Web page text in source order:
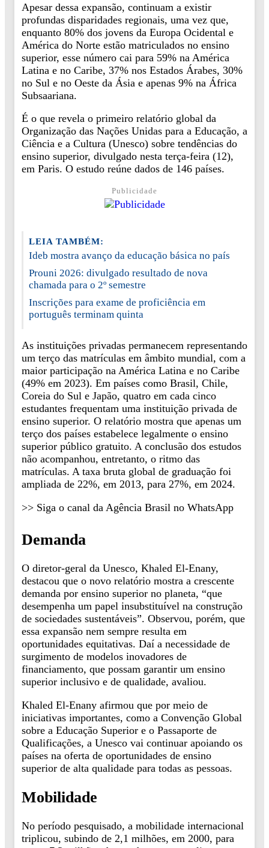
Apesar dessa expansão, continuam a existir
profundas disparidades regionais, uma vez que,
enquanto 80% dos jovens da Europa Ocidental e
América do Norte estão matriculados no ensino
superior, esse número cai para 59% na América
Latina e no Caribe, 37% nos Estados Árabes, 30%
no Sul e no Oeste da Ásia e apenas 9% na África
Subsaariana.
É o que revela o primeiro relatório global da
Organização das Nações Unidas para a Educação, a
Ciência e a Cultura (Unesco) sobre tendências do
ensino superior, divulgado nesta terça-feira (12),
em Paris. O estudo reúne dados de 146 países.
Publicidade
LEIA TAMBÉM:
Ideb mostra avanço da educação básica no país
Prouni 2026: divulgado resultado de nova
chamada para o 2º semestre
Inscrições para exame de proficiência em
português terminam quinta
As instituições privadas permanecem representando
um terço das matrículas em âmbito mundial, com a
maior participação na América Latina e no Caribe
(49% em 2023). Em países como Brasil, Chile,
Coreia do Sul e Japão, quatro em cada cinco
estudantes frequentam uma instituição privada de
ensino superior. O relatório mostra que apenas um
terço dos países estabelece legalmente o ensino
superior público gratuito. A conclusão dos estudos
não acompanhou, entretanto, o ritmo das
matrículas. A taxa bruta global de graduação foi
ampliada de 22%, em 2013, para 27%, em 2024.
>> Siga o canal da Agência Brasil no WhatsApp
Demanda
O diretor-geral da Unesco, Khaled El-Enany,
destacou que o novo relatório mostra a crescente
demanda por ensino superior no planeta, “que
desempenha um papel insubstituível na construção
de sociedades sustentáveis”. Observou, porém, que
essa expansão nem sempre resulta em
oportunidades equitativas. Daí a necessidade de
surgimento de modelos inovadores de
financiamento, que possam garantir um ensino
superior inclusivo e de qualidade, avaliou.
Khaled El-Enany afirmou que por meio de
iniciativas importantes, como a Convenção Global
sobre a Educação Superior e o Passaporte de
Qualificações, a Unesco vai continuar apoiando os
países na oferta de oportunidades de ensino
superior de alta qualidade para todas as pessoas.
Mobilidade
No período pesquisado, a mobilidade internacional
triplicou, subindo de 2,1 milhões, em 2000, para